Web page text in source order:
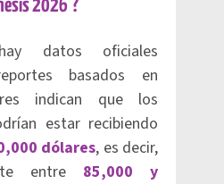
2026’?
datos oficiales
basados en
indican que los
estar recibiendo
dólares, es decir,
entre 85,000 y